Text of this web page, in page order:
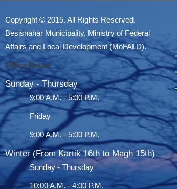
Copyright © 2015. All Rights Reserved.
Besishahar Municipality, Ministry of Federal
Affairs and Local Development (MoFALD).
Office Hours
Sunday - Thursday
9:00 A.M. - 5:00 P.M.
Friday
9:00 A.M. - 5:00 P.M.
Winter (From Kartik 16th to Magh 15th)
Sunday - Thursday
10:00 A.M. - 4:00 P.M.